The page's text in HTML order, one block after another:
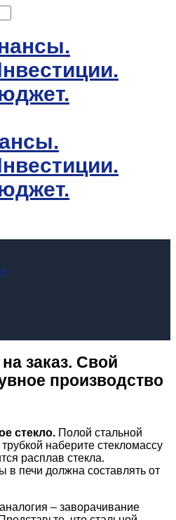
заказ. Свой
производство
стекло. Полой стальной
наберите стекломассу
расплав стекла.
в печи должна составлять от
– заворачивание